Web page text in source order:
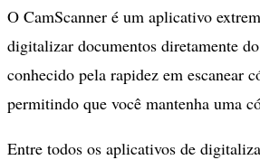
O CamScanner é um aplicativo
digitalizar documentos diretamente
conhecido pela rapidez em escanear
permitindo que você mantenha uma
Entre todos os aplicativos de